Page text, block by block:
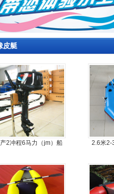
皮艇
2冲程6马力（jm）船
2.6米2-